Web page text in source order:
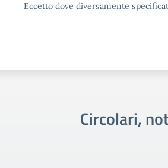
Eccetto dove diversamente
Circolari,